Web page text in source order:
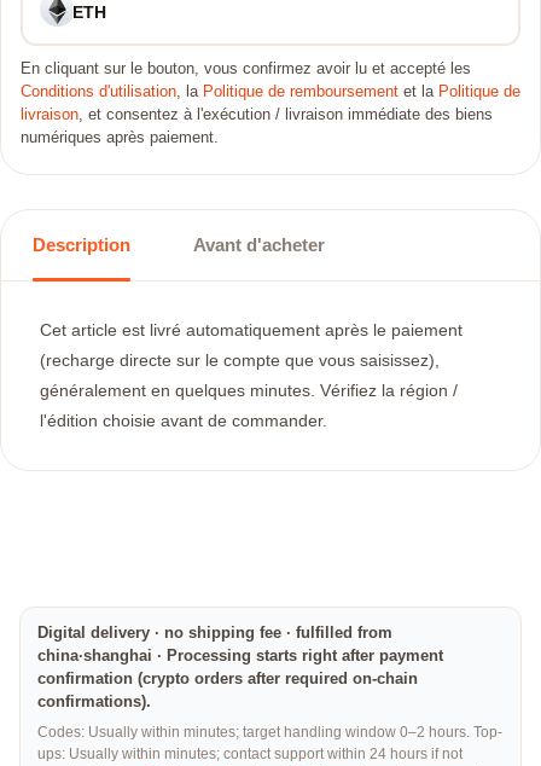
ETH
En cliquant sur le bouton, vous confirmez avoir lu et accepté les
Conditions d'utilisation, la Politique de remboursement et la Politique de
livraison, et consentez à l'exécution / livraison immédiate des biens
numériques après paiement.
Description Avant d'acheter
Cet article est livré automatiquement après le paiement
(recharge directe sur le compte que vous saisissez),
généralement en quelques minutes. Vérifiez la région /
l'édition choisie avant de commander.
Digital delivery · no shipping fee · fulfilled from
china·shanghai · Processing starts right after payment
confirmation (crypto orders after required on-chain
confirmations).
Codes: Usually within minutes; target handling window 0–2 hours. Top-
ups: Usually within minutes; contact support within 24 hours if not